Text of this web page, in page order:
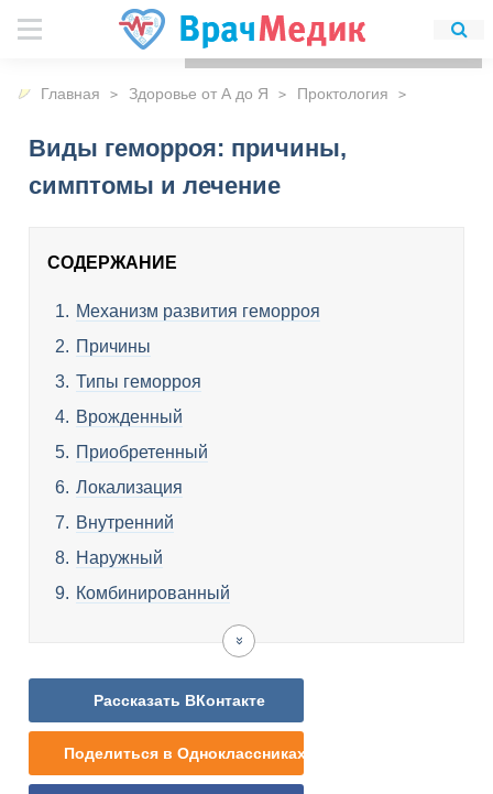
Главная Здоровье от А до Я Проктология
Виды геморроя: причины,
симптомы и лечение
СОДЕРЖАНИЕ
Механизм развития геморроя
Причины
Типы геморроя
Врожденный
Приобретенный
Локализация
Внутренний
Наружный
Комбинированный
Рассказать ВКонтакте
Поделиться в Одноклассниках
Для любых предложений по
сайту: detirkutsk@cp9.ru